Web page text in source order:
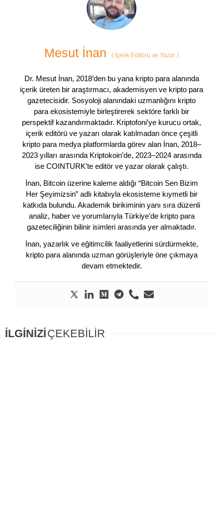
Mesut İnan ( İçerik Editörü ve Yazar )
Dr. Mesut İnan, 2018’den bu yana kripto para alanında
içerik üreten bir araştırmacı, akademisyen ve kripto para
gazetecisidir. Sosyoloji alanındaki uzmanlığını kripto
para ekosistemiyle birleştirerek sektöre farklı bir
perspektif kazandırmaktadır. Kriptofoni’ye kurucu ortak,
içerik editörü ve yazarı olarak katılmadan önce çeşitli
kripto para medya platformlarda görev alan İnan, 2018–
2023 yılları arasında Kriptokoin’de, 2023–2024 arasında
ise COINTURK’te editör ve yazar olarak çalıştı.
İnan, Bitcoin üzerine kaleme aldığı “Bitcoin Sen Bizim
Her Şeyimizsin” adlı kitabıyla ekosisteme kıymetli bir
katkıda bulundu. Akademik birikiminin yanı sıra düzenli
analiz, haber ve yorumlarıyla Türkiye’de kripto para
gazeteciliğinin bilinir isimleri arasında yer almaktadır.
İnan, yazarlık ve eğitimcilik faaliyetlerini sürdürmekte,
kripto para alanında uzman görüşleriyle öne çıkmaya
devam etmektedir.
İLGİNİZİÇEKEBİLİR